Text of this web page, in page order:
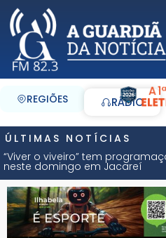
REGIÕES RÁDIO
A
ÚLTIMAS NOTÍCIAS
“Viver o viveiro” tem
neste domingo em Jacareí